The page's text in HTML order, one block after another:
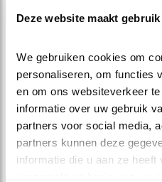
Deze website maakt
We gebruiken cookies om
personaliseren, om functies
en om ons websiteverkeer
informatie over uw gebruik
partners voor social media,
partners kunnen deze
informatie die u aan ze
Samen met
deze soorten. Het nieuwe
van het afgeronde